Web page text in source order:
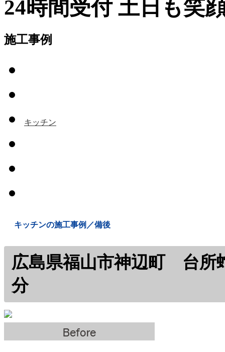
24時間受付 土日も笑
施工事例
キッチン
キッチンの施工事例／備後
広島県福山市神辺町 台所
分